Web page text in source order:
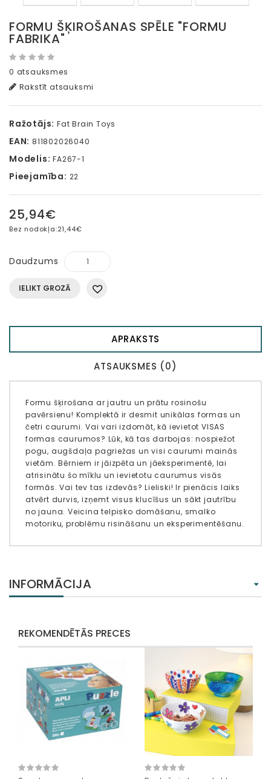
FORMU ŠĶIROŠANAS SPĒLE "FORMU
FABRIKA"
0 atsauksmes
Rakstīt atsauksmi
Ražotājs: Fat Brain Toys
EAN: 811802026040
Modelis: FA267-1
Pieejamība: 22
25,94€
Bez nodokļa:21,44€
Daudzums
IELIKT GROZĀ
APRAKSTS
ATSAUKSMES (0)
Formu šķirošana ar jautru un prātu rosinošu
pavērsienu! Komplektā ir desmit unikālas formas un
četri caurumi. Vai vari izdomāt, kā ievietot VISAS
formas caurumos? Lūk, kā tas darbojas: nospiežot
pogu, augšdaļa pagriežas un visi caurumi mainās
vietām. Bērniem ir jāizpēta un jāeksperimentē, lai
atrisinātu šo mīklu un ievietotu caurumus visās
formās. Vai tev tas izdevās? Lieliski! Ir pienācis laiks
atvērt durvis, izņemt visus klucīšus un sākt jautrību
no jauna. Veicina telpisko domāšanu, smalko
motoriku, problēmu risināšanu un eksperimentēšanu.
INFORMĀCIJA
REKOMENDĒTĀS PRECES